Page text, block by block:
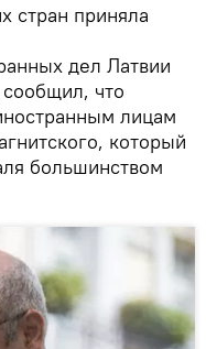
стран приняла
дел Латвии
что
лицам
который
большинством